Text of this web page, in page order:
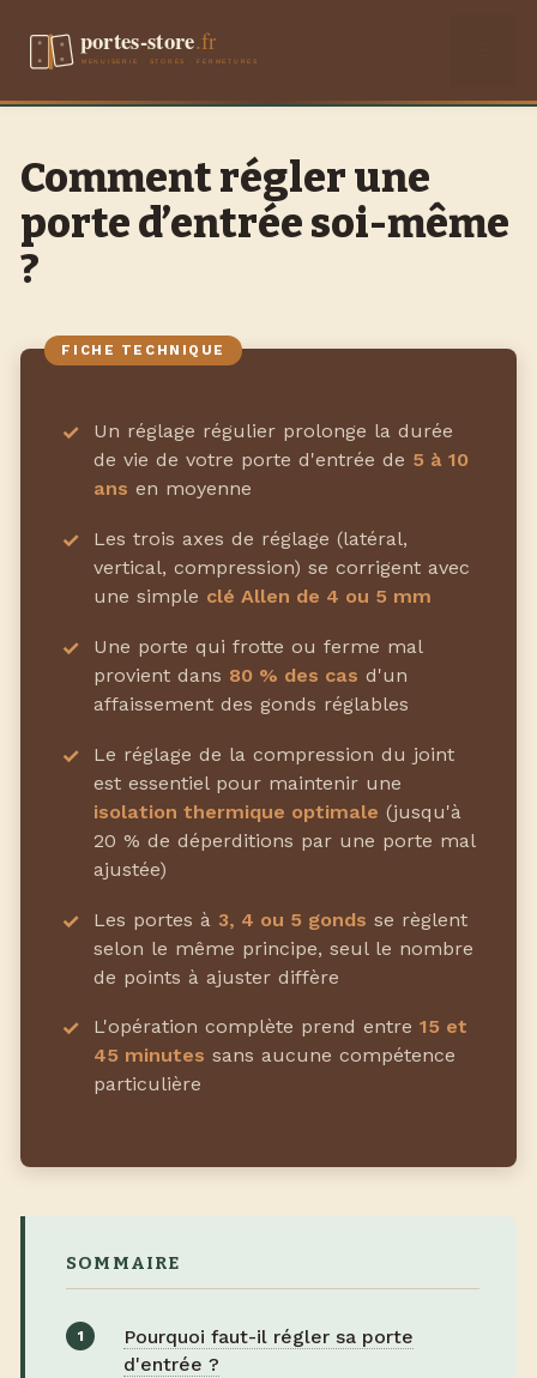
Comment régler une
porte d’entrée soi-même
?
Un réglage régulier prolonge la durée
de vie de votre porte d'entrée de 5 à 10
ans en moyenne
Les trois axes de réglage (latéral,
vertical, compression) se corrigent avec
une simple clé Allen de 4 ou 5 mm
Une porte qui frotte ou ferme mal
provient dans 80 % des cas d'un
affaissement des gonds réglables
Le réglage de la compression du joint
est essentiel pour maintenir une
isolation thermique optimale (jusqu'à
20 % de déperditions par une porte mal
ajustée)
Les portes à 3, 4 ou 5 gonds se règlent
selon le même principe, seul le nombre
de points à ajuster diffère
L'opération complète prend entre15 et
45 minutes sans aucune compétence
particulière
SOMMAIRE
Pourquoi faut-il régler sa porte
d'entrée ?